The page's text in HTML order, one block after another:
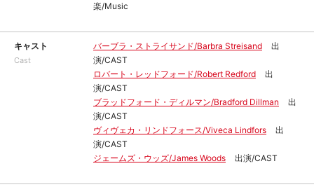
楽/Music
キャスト
Cast
バーブラ・ストライサンド/Barbra Streisand
出
演/CAST
ロバート・レッドフォード/Robert Redford
出
演/CAST
ブラッドフォード・ディルマン/Bradford Dillman
出
演/CAST
ヴィヴェカ・リンドフォース/Viveca Lindfors
出
演/CAST
ジェームズ・ウッズ/James Woods
出演/CAST